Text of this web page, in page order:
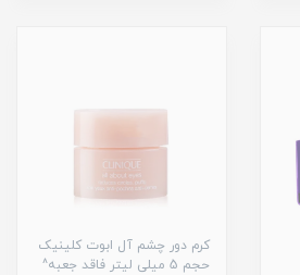
کرم دور چشم آل ابوت کلینیک
حجم 5 میلی لیتر فاقد جعبه^